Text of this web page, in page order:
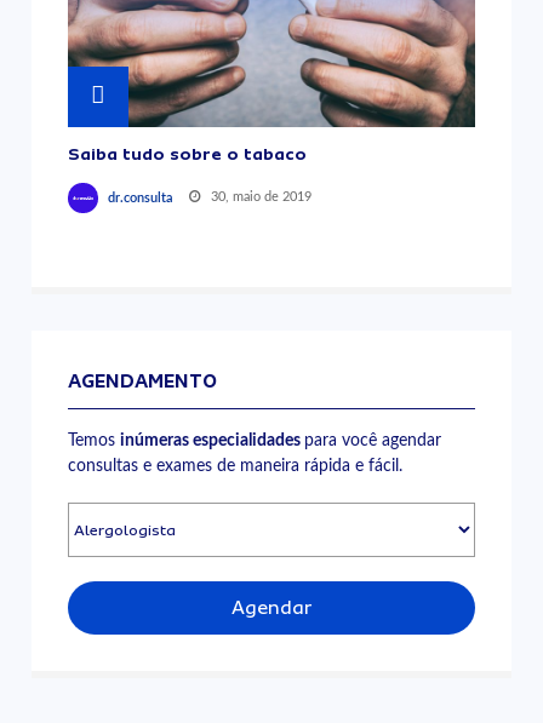
Saiba tudo sobre o tabaco
dr.consulta 30, maio de 2019
AGENDAMENTO
Temosinúmeras especialidades para você agendar
consultas e exames de maneira rápida e fácil.
Agendar